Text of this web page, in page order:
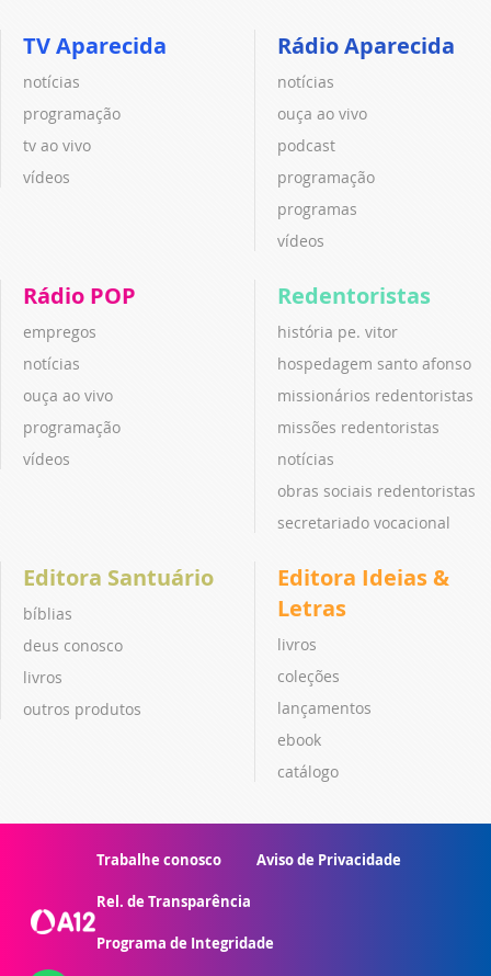
TV Aparecida
notícias
programação
tv ao vivo
vídeos
Rádio Aparecida
notícias
ouça ao vivo
podcast
programação
programas
vídeos
Rádio POP
empregos
notícias
ouça ao vivo
programação
vídeos
Redentoristas
história pe. vitor
hospedagem santo afonso
missionários redentoristas
missões redentoristas
notícias
obras sociais redentoristas
secretariado vocacional
Editora Santuário
bíblias
deus conosco
livros
outros produtos
Editora Ideias &
Letras
livros
coleções
lançamentos
ebook
catálogo
Trabalhe conosco Aviso de Privacidade
Rel. de Transparência
Programa de Integridade